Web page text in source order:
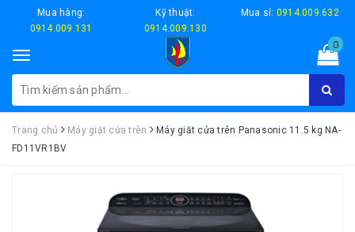
Mua hàng:
0914.009.131
Kỹ thuật:
0914.009.130
Mua sỉ: 0914.009.632
Toggle
navigation
0
Trang chủ Máy giặt cửa trên
Máy giăt cửa trên Panasonic 11.5 kg NA-
FD11VR1BV